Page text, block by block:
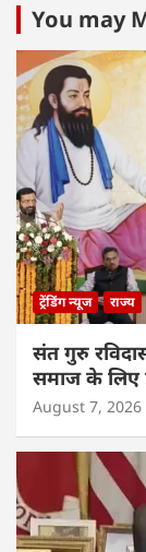
You may
ट्रेंडिंग न्यूज राज्य
संत गुरु
समाज के लिए
August 7, 2026